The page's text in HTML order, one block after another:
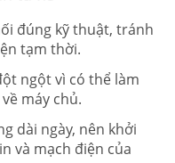
đúng kỹ thuật, tránh
tạm thời.
ngột vì có thể làm
máy chủ.
dài ngày, nên khởi
và mạch điện của